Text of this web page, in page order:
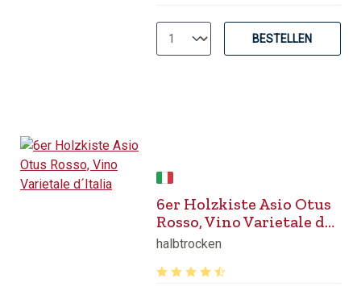
BESTELLEN
6er Holzkiste Asio Otus
Rosso, Vino Varietale d
´Italia
halbtrocken